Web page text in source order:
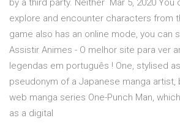
by a third party. Neither Mar 5, 2020 You
explore and encounter characters from
game also has an online mode, you can
Assistir Animes - O melhor site para ver
legendas em português ! One, stylised
pseudonym of a Japanese manga artist,
web manga series One-Punch Man,
as a digital